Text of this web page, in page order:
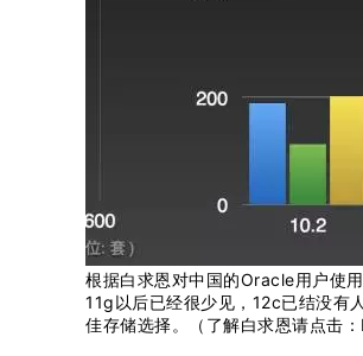
根据白求恩对中国的Oracle用户使
11g以后已经很少见，12c已结没有
佳存储选择。（了解白求恩请点击